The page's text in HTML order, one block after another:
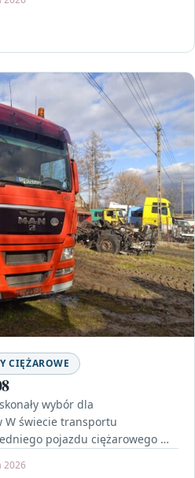
CIĘŻAROWE
wybór dla
W świecie transportu
pojazdu ciężarowego ma
2026